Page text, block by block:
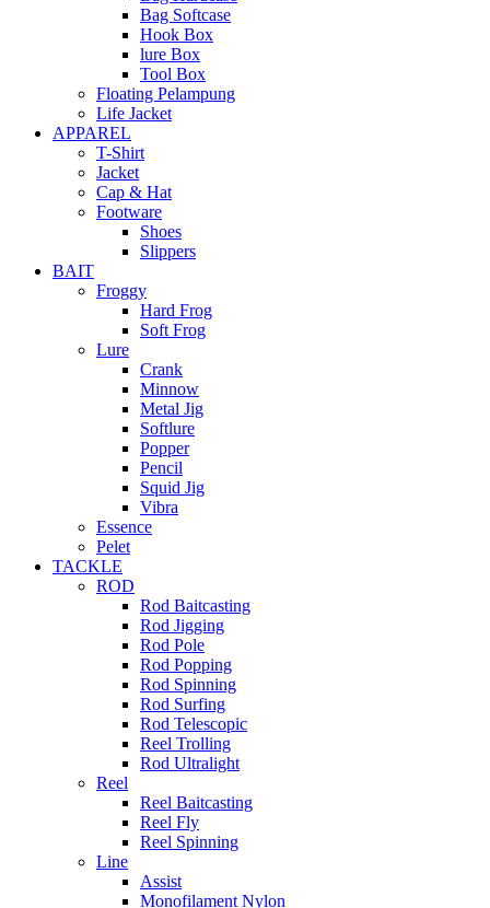
Bag Softcase
Hook Box
lure Box
Tool Box
Floating Pelampung
Life Jacket
APPAREL
T-Shirt
Jacket
Cap & Hat
Footware
Shoes
Slippers
BAIT
Froggy
Hard Frog
Soft Frog
Lure
Crank
Minnow
Metal Jig
Softlure
Popper
Pencil
Squid Jig
Vibra
Essence
Pelet
TACKLE
ROD
Rod Baitcasting
Rod Jigging
Rod Pole
Rod Popping
Rod Spinning
Rod Surfing
Rod Telescopic
Reel Trolling
Rod Ultralight
Reel
Reel Baitcasting
Reel Fly
Reel Spinning
Line
Assist
Monofilament Nylon